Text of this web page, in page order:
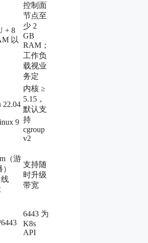
+ 8
以
控制面
节点至
少 2
GB
RAM；
工作负
载视业
务定
22.04
9
内核 ≥
5.15，
默认支
持
cgroup
v2
（游
支持随
时升级
带宽
6443 为
K8s
API